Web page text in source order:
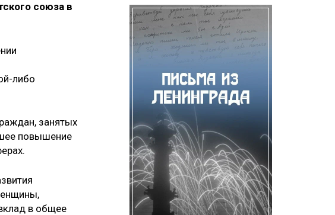
союза в
либо
занятых
повышение
в общее